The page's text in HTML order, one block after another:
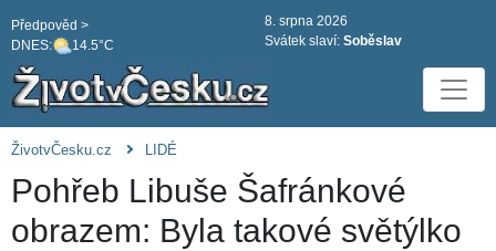
DNES: 14.5°C
Předpověd >
8. srpna 2026
Svátek slaví: Soběslav
ŽivotvČesku.cz LIDÉ
Pohřeb Libuše Šafránkové
obrazem: Byla takové světýlko